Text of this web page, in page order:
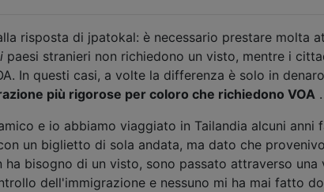
risposta di jpatokal: è necessario prestare molta
paesi stranieri non richiedono un visto, mentre i
In questi casi, a volte la differenza è solo in
più rigorose per coloro che richiedono VOA .
e io abbiamo viaggiato in Tailandia alcuni anni
un biglietto di sola andata, ma dato che
ha bisogno di un visto, sono passato attraverso una
dell'immigrazione e nessuno mi ha mai fatto